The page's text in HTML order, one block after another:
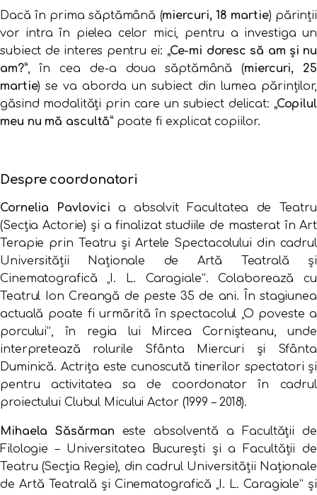
Dacă în prima săptămână (miercuri, 18 martie) părinții
vor intra în pielea celor mici, pentru a investiga un
subiect de interes pentru ei: „Ce-mi doresc să am și nu
am?”, în cea de-a doua săptămână (miercuri, 25
martie) se va aborda un subiect din lumea părinților,
găsind modalități prin care un subiect delicat: „Copilul
meu nu mă ascultă” poate fi explicat copiilor.
Despre coordonatori
Cornelia Pavlovici a absolvit Facultatea de Teatru
(Secția Actorie) și a finalizat studiile de masterat în Art
Terapie prin Teatru și Artele Spectacolului din cadrul
Universității Naționale de Artă Teatrală și
Cinematografică „I. L. Caragiale”. Colaborează cu
Teatrul Ion Creangă de peste 35 de ani. În stagiunea
actuală poate fi urmărită în spectacolul „O poveste a
porcului”, în regia lui Mircea Cornișteanu, unde
interpretează rolurile Sfânta Miercuri și Sfânta
Duminică. Actrița este cunoscută tinerilor spectatori și
pentru activitatea sa de coordonator în cadrul
proiectului Clubul Micului Actor (1999 – 2018).
Mihaela Săsărman este absolventă a Facultăţii de
Filologie – Universitatea Bucureşti şi a Facultății de
Teatru (Secția Regie), din cadrul Universității Naționale
de Artă Teatrală și Cinematografică „I. L. Caragiale” şi